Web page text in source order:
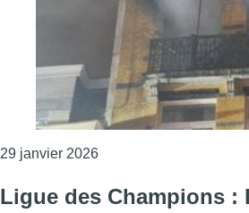
29 janvier 2026Consulter l'article
Ligue des Champions :